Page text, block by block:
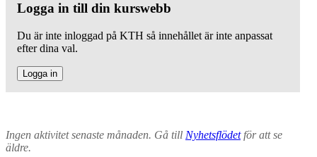
Logga in till din kurswebb
Du är inte inloggad på KTH så innehållet är inte anpassat
efter dina val.
Logga in
Ingen aktivitet senaste månaden. Gå till Nyhetsflödetför att se
äldre.